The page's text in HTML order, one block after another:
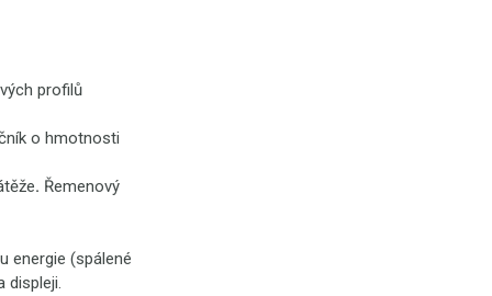
profilů
o hmotnosti
. Řemenový
energie (spálené
displeji.